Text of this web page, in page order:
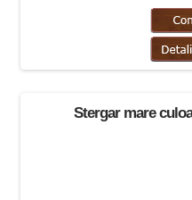
Stergar mare